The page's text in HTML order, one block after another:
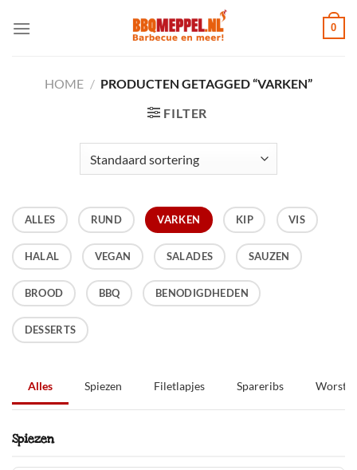
naar
0
HOME / PRODUCTEN GETAGGED “VARKEN”
FILTER
ALLES RUND VARKEN KIP VIS
HALAL VEGAN SALADES SAUZEN
BROOD BBQ BENODIGDHEDEN
DESSERTS
Alles Spiezen Filetlapjes Spareribs
Spiezen